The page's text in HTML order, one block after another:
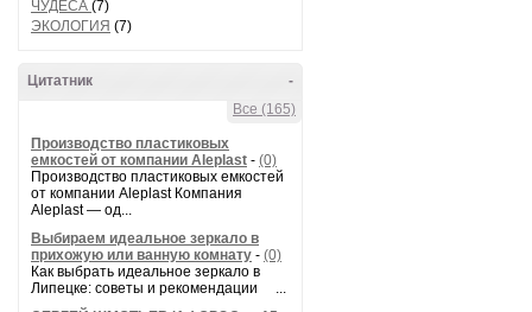
ЧУДЕСА (7)
ЭКОЛОГИЯ (7)
-
Цитатник
Все (165)
Производство пластиковых
емкостей от компании Aleplast - (0)
Производство пластиковых емкостей
от компании Aleplast Компания
Aleplast — од...
Выбираем идеальное зеркало в
прихожую или ванную комнату - (0)
Как выбрать идеальное зеркало в
Липецке: советы и рекомендации ...